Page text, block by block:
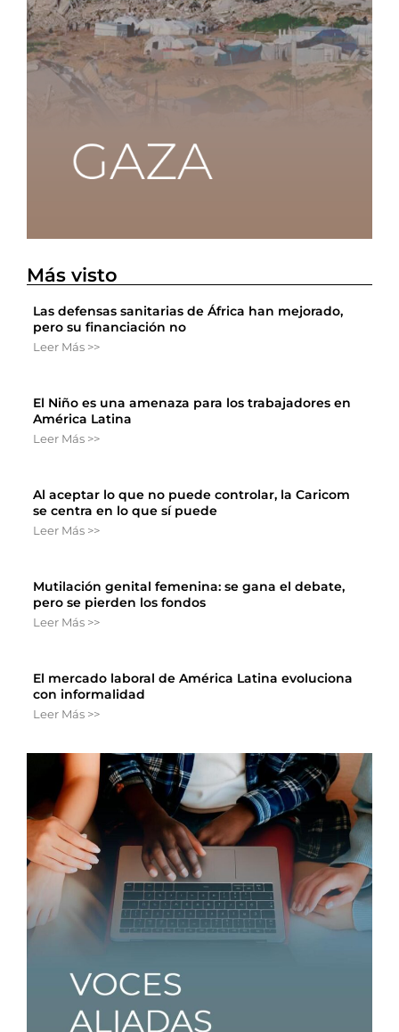
Más visto
Las defensas sanitarias de África han mejorado,
pero su financiación no
Leer Más >>
El Niño es una amenaza para los trabajadores en
América Latina
Leer Más >>
Al aceptar lo que no puede controlar, la Caricom
se centra en lo que sí puede
Leer Más >>
Mutilación genital femenina: se gana el debate,
pero se pierden los fondos
Leer Más >>
El mercado laboral de América Latina evoluciona
con informalidad
Leer Más >>